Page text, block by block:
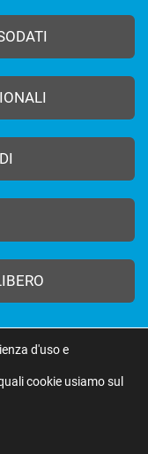
–Privacy Policy|
d'uso e
cookie usiamo sul